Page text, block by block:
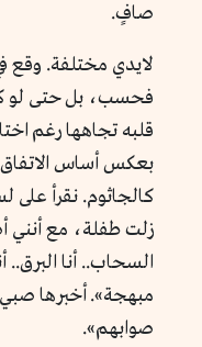
صافٍ.
لايدي مختلفة. وقع
فحسب، بل حتى لو
قلبه تجاهها رغم
بعكس أساس الاتفاق
كالجاثوم. نقرأ
زلت طفلة، مع أنني
السحاب.. أنا البرق..
مبهجة». أخبرها
صوابهم».